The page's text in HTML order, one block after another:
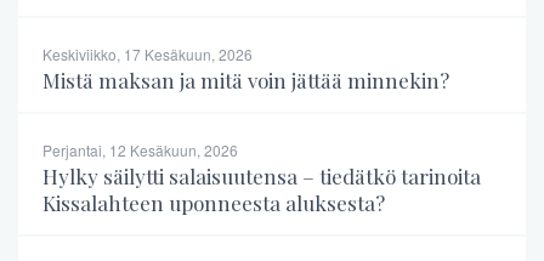
Keskiviikko, 17 Kesäkuun, 2026
Mistä maksan ja mitä voin jättää minnekin?
Perjantai, 12 Kesäkuun, 2026
Hylky säilytti salaisuutensa – tiedätkö tarinoita
Kissalahteen uponneesta aluksesta?